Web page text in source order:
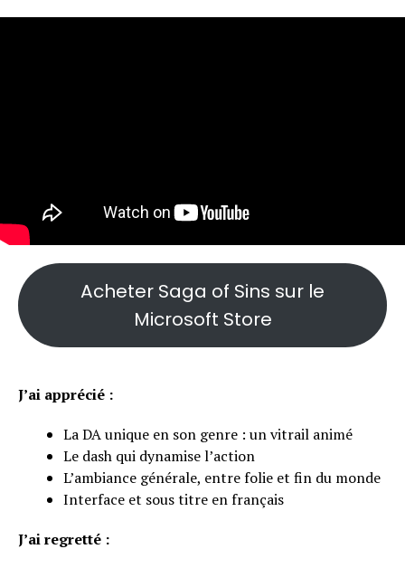
Acheter Saga of Sins sur le
Microsoft Store
J’ai apprécié :
La DA unique en son genre : un vitrail animé
Le dash qui dynamise l’action
L’ambiance générale, entre folie et fin du monde
Interface et sous titre en français
J’ai regretté :